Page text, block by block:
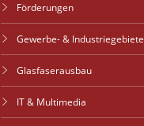
Förderungen
Gewerbe- & Industriegebiete
Glasfaserausbau
IT & Multimedia